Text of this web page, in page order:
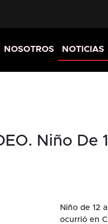
NOSOTROS NOTICIAS
Niño De
Niño de 12
ocurrió en